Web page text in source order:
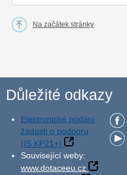
Na začátek stránky
Důležité odkazy
Elektronické podání
žádosti o podporu
(IS KP21+)
Související weby:
www.dotaceeu.cz